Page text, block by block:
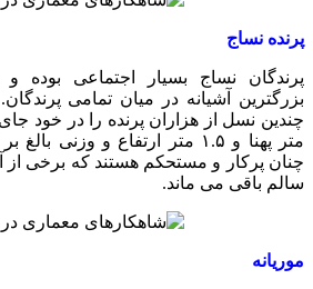
پرنده نساج
پرندگان نساج بسیار اجتماعی بوده
بزرگترین آشیانه در میان تمامی
متر پهنا و ۱.۵ متر ارتفاع و وزنی
چنان پرکار و مستحکم هستند که برخی
سالم باقی می ماند.
موریانه